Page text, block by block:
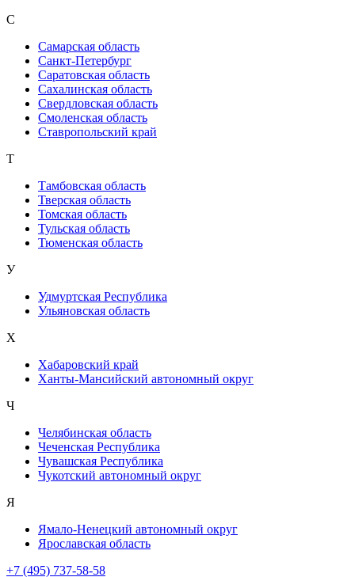
С
Самарская область
Санкт-Петербург
Саратовская область
Сахалинская область
Свердловская область
Смоленская область
Ставропольский край
Т
Тамбовская область
Тверская область
Томская область
Тульская область
Тюменская область
У
Удмуртская Республика
Ульяновская область
Х
Хабаровский край
Ханты-Мансийский автономный округ
Ч
Челябинская область
Чеченская Республика
Чувашская Республика
Чукотский автономный округ
Я
Ямало-Ненецкий автономный округ
Ярославская область
+7 (495) 737-58-58